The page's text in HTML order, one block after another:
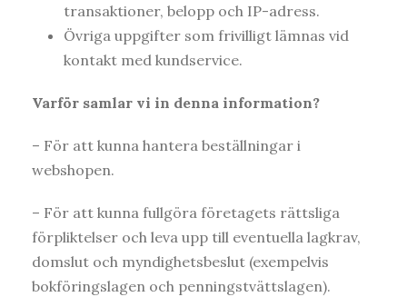
transaktioner, belopp och IP-adress.
Övriga uppgifter som frivilligt lämnas vid
kontakt med kundservice.
Varför samlar vi in denna information?
– För att kunna hantera beställningar i
webshopen.
– För att kunna fullgöra företagets rättsliga
förpliktelser och leva upp till eventuella lagkrav,
domslut och myndighetsbeslut (exempelvis
bokföringslagen och penningstvättslagen).